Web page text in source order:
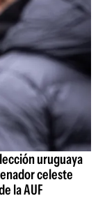
uruguaya
celeste
la AUF